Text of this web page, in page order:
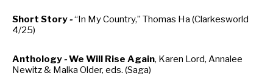
ÉVÉNEMENTS
SPECTACLE
Short Story -“In My Country,” Thomas Ha (Clarkesworld
4/25)
Anthology -We Will Rise Again, Karen Lord, Annalee
Newitz & Malka Older, eds. (Saga)